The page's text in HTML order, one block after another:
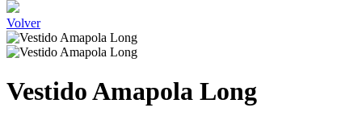
Volver
Vestido Amapola Long